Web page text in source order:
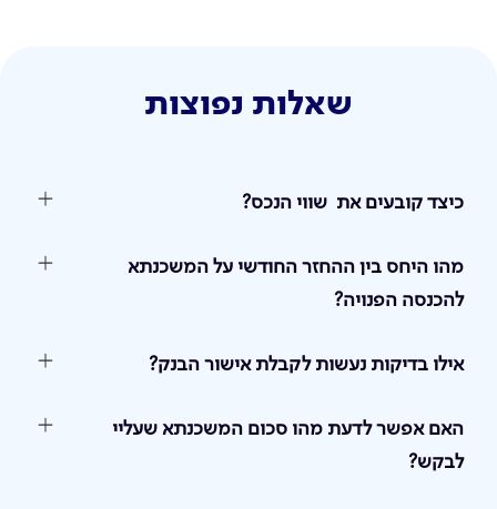
שאלות נפוצות
כיצד קובעים את שווי הנכס?
מהו היחס בין ההחזר החודשי על המשכנתא
להכנסה הפנויה?
אילו בדיקות נעשות לקבלת אישור הבנק?
האם אפשר לדעת מהו סכום המשכנתא שעליי
לבקש?